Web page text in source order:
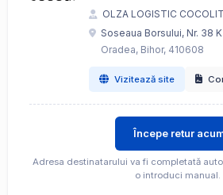
OLZA LOGISTIC
Soseaua Borsului, Nr. 38 K
Oradea, Bihor, 410608
Vizitează site
Începe retur
Adresa destinatarului va fi completată
o introduci manual.